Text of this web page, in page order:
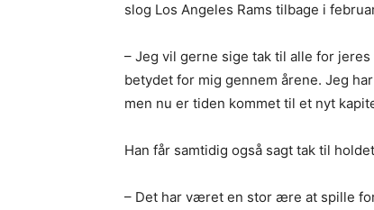
slog Los Angeles Rams tilbage i
– Jeg vil gerne sige tak til alle for
betydet for mig gennem årene. Jeg
men nu er tiden kommet til et nyt
Han får samtidig også sagt tak til
– Det har været en stor ære at spille